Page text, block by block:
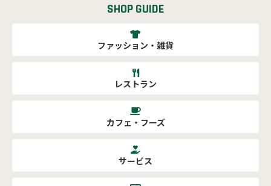
SHOP GUIDE
ファッション・雑貨
レストラン
カフェ・フーズ
サービス